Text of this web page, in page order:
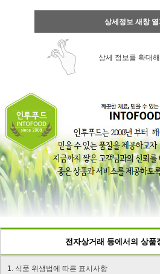
상세정보 새창
상세 정보를 확대
전자상거래 등에서의 상품
1. 식품 위생법에 따른 표시사항